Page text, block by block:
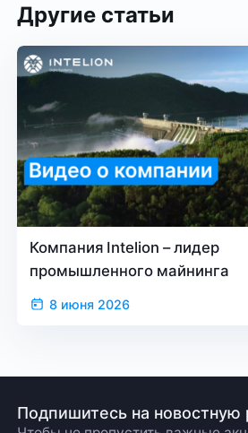
майнинга на территорию
РФ
Другие статьи
Компания Intelion – лидер
промышленного майнинга
8 июня 2026
Подпишитесь на новостную